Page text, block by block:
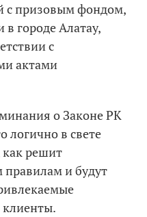
с призовым фондом,
городе Алатау,
с
актами
о Законе РК
логично в свете
как решит
и будут
клиенты.